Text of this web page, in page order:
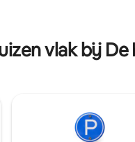
comfort van dit
vlak bij De